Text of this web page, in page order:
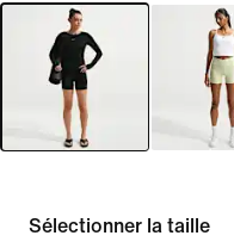
Sélectionner la taille